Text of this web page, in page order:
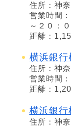
住所：神
営業時間
～２０：０
距離：
横浜銀行
住所：神
営業時間
距離：
横浜銀行
住所：神